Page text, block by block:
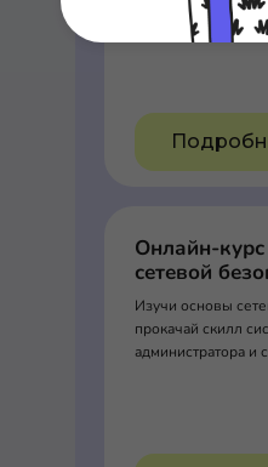
сетевых
специалистов
Онлайн-
сетевой
Изучи основы
прокачай скилл
администратора и